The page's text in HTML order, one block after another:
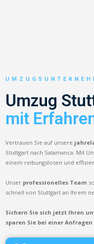
Umzug
mit
Vertrauen Sie auf unsere
Stuttgart nach Salamanca. Mit
einem reibungslosen und
Unser professionelles Team
schnell von Stuttgart an Ihrem
Sichern Sie sich jetzt Ihren
sparen Sie bei einer Anfragen